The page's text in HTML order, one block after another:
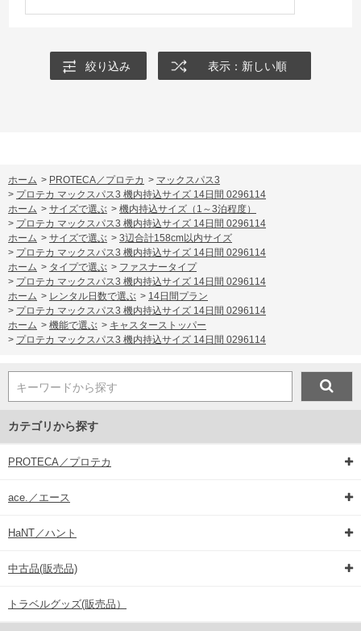
絞り込み 表示：新しい順
ホーム > PROTECA／プロテカ > マックスパス3
> プロテカ マックスパス3 機内持込サイズ 14日間 0296114
ホーム > サイズで選ぶ > 機内持込サイズ（1～3泊程度）
> プロテカ マックスパス3 機内持込サイズ 14日間 0296114
ホーム > サイズで選ぶ > 3辺合計158cm以内サイズ
> プロテカ マックスパス3 機内持込サイズ 14日間 0296114
ホーム > タイプで選ぶ > ファスナータイプ
> プロテカ マックスパス3 機内持込サイズ 14日間 0296114
ホーム > レンタル日数で選ぶ > 14日間プラン
> プロテカ マックスパス3 機内持込サイズ 14日間 0296114
ホーム > 機能で選ぶ > キャスターストッパー
> プロテカ マックスパス3 機内持込サイズ 14日間 0296114
キーワードから探す
カテゴリから探す
PROTECA／プロテカ
ace.／エース
HaNT／ハント
中古品(販売品)
トラベルグッズ(販売品）